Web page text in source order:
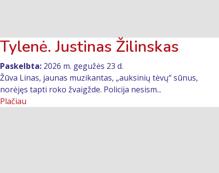
Tylenė. Justinas Žilinskas
Paskelbta: 2026 m. gegužės 23 d.
Žūva Linas, jaunas muzikantas, „auksinių tėvų“ sūnus,
norėjęs tapti roko žvaigžde. Policija nesism...
Plačiau